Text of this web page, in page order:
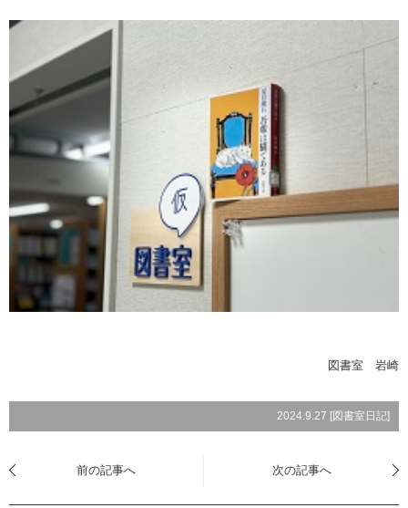
図書室 岩崎
2024.9.27 [図書室日記]
前の記事へ 次の記事へ